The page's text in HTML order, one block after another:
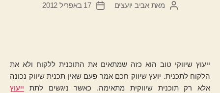
המחבר
מאתאביב יועצים
תאריך
17 באפריל 2012
ייעוץ שיווקי טוב הוא כזה שמתאים את התוכנית ללקוח ולא את
הלקוח לתכנית. יועץ שיווק חכם אמר פעם שאין תכנית שיווק נכונה
אלא רק תוכנית שיווקית מתאימה. כאשר ניגשים לתת ייעוץ